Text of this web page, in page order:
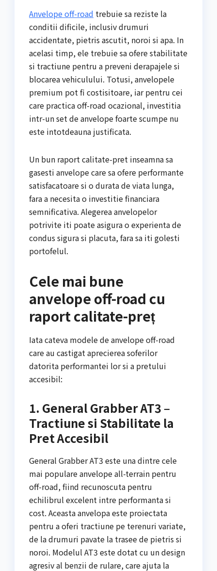
Anvelope off-road trebuie sa reziste la
conditii dificile, inclusiv drumuri
accidentate, pietris ascutit, noroi si apa. In
acelasi timp, ele trebuie sa ofere stabilitate
si tractiune pentru a preveni derapajele si
blocarea vehiculului. Totusi, anvelopele
premium pot fi costisitoare, iar pentru cei
care practica off-road ocazional, investitia
intr-un set de anvelope foarte scumpe nu
este intotdeauna justificata.
Un bun raport calitate-pret inseamna sa
gasesti anvelope care sa ofere performante
satisfacatoare si o durata de viata lunga,
fara a necesita o investitie financiara
semnificativa. Alegerea anvelopelor
potrivite iti poate asigura o experienta de
condus sigura si placuta, fara sa iti golesti
portofelul.
Cele mai bune
anvelope off-road cu
raport calitate-preț
Iata cateva modele de anvelope off-road
care au castigat aprecierea soferilor
datorita performantei lor si a pretului
accesibil:
1. General Grabber AT3 –
Tractiune si Stabilitate la
Pret Accesibil
General Grabber AT3 este una dintre cele
mai populare anvelope all-terrain pentru
off-road, fiind recunoscuta pentru
echilibrul excelent intre performanta si
cost. Aceasta anvelopa este proiectata
pentru a oferi tractiune pe terenuri variate,
de la drumuri pavate la trasee de pietris si
noroi. Modelul AT3 este dotat cu un design
agresiv al benzii de rulare, care ajuta la